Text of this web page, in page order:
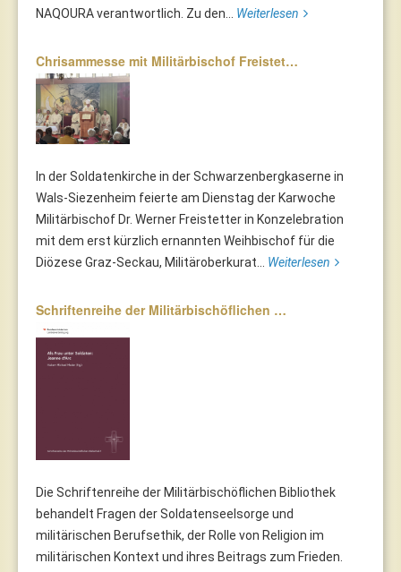
NAQOURA verantwortlich. Zu den... Weiterlesen
Chrisammesse mit Militärbischof Freistet…
In der Soldatenkirche in der Schwarzenbergkaserne in
Wals-Siezenheim feierte am Dienstag der Karwoche
Militärbischof Dr. Werner Freistetter in Konzelebration
mit dem erst kürzlich ernannten Weihbischof für die
Diözese Graz-Seckau, Militäroberkurat... Weiterlesen
Schriftenreihe der Militärbischöflichen …
Die Schriftenreihe der Militärbischöflichen Bibliothek
behandelt Fragen der Soldatenseelsorge und
militärischen Berufsethik, der Rolle von Religion im
militärischen Kontext und ihres Beitrags zum Frieden.